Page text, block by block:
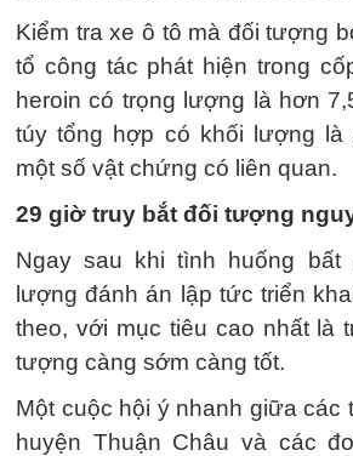
Kiểm tra xe ô tô mà đối tượng
tổ công tác phát hiện trong
heroin có trọng lượng là hơn
túy tổng hợp có khối lượng là
một số vật chứng có liên quan.
29 giờ truy bắt đối tượng
Ngay sau khi tình huống
lượng đánh án lập tức triển
theo, với mục tiêu cao nhất là
tượng càng sớm càng tốt.
Một cuộc hội ý nhanh giữa các
huyện Thuận Châu và các